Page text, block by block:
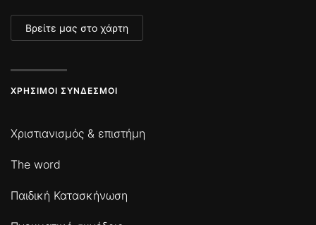
Βρείτε μας στο χάρτη
ΧΡΉΣΙΜΟΙ ΣΎΝΔΕΣΜΟΙ
Χριστιανισμός & επιστήμη
The word
Παιδική Κατασκήνωση